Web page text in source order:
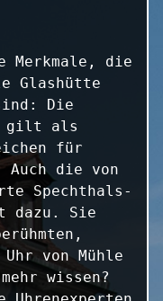
Merkmale, die
Glashütte
Die
gilt als
für
Auch die von
Spechthals-
dazu. Sie
von Mühle
wissen?